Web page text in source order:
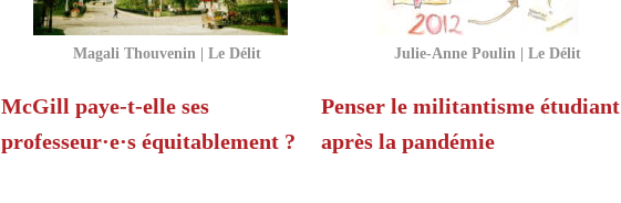
Magali Thouvenin | Le Délit
McGill paye-t-elle ses
professeur·e·s équitablement ?
Julie-Anne Poulin | Le Délit
Penser le militantisme étudiant
après la pandémie